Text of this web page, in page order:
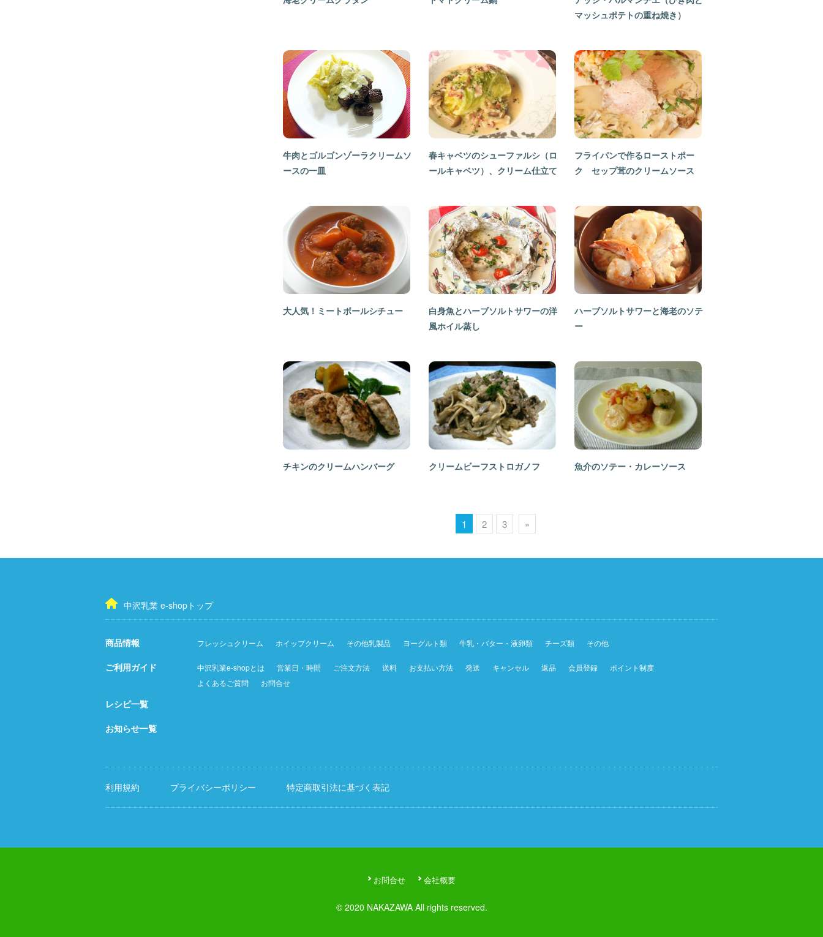
マッシュポテトの重ね焼き）
牛肉とゴルゴンゾーラクリームソ
ースの一皿
春キャベツのシューファルシ（ロ
ールキャベツ）、クリーム仕立て
フライパンで作るローストポー
ク セップ茸のクリームソース
大人気！ミートボールシチュー
白身魚とハーブソルトサワーの洋
風ホイル蒸し
ハーブソルトサワーと海老のソテ
ー
チキンのクリームハンバーグ クリームビーフストロガノフ 魚介のソテー・カレーソース
1 2 3 »
中沢乳業 e-shopトップ
商品情報 フレッシュクリーム ホイップクリーム その他乳製品 ヨーグルト類 牛乳・バター・液卵類 チーズ類 その他
ご利用ガイド 中沢乳業e-shopとは 営業日・時間 ご注文方法 送料 お支払い方法 発送 キャンセル 返品 会員登録
ポイント制度
よくあるご質問
お問合せ
レシピ一覧
お知らせ一覧
利用規約 プライバシーポリシー 特定商取引法に基づく表記
お問合せ 会社概要
© 2020 NAKAZAWA All rights reserved.